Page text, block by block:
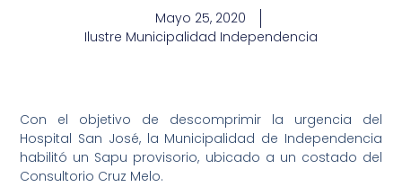
Mayo 25, 2020
Ilustre Municipalidad Independencia
Con el objetivo de descomprimir la urgencia del
Hospital San José, la Municipalidad de Independencia
habilitó un Sapu provisorio, ubicado a un costado del
Consultorio Cruz Melo.